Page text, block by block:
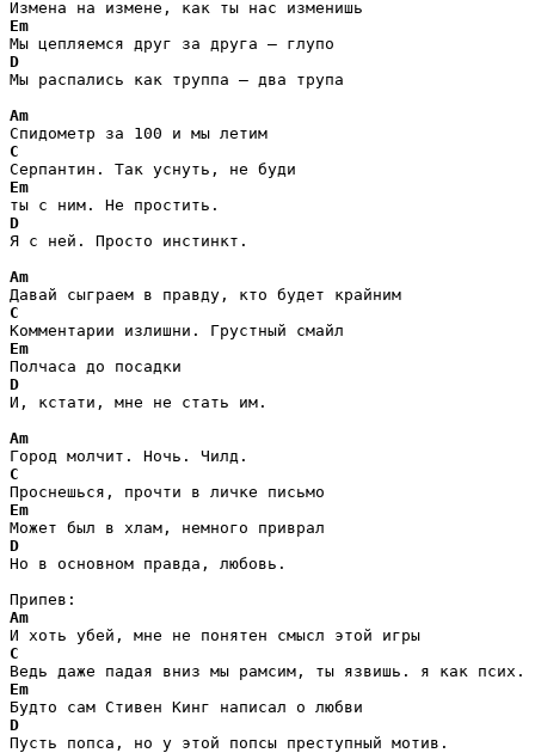
Em
D
Мы распались как труппа — два трупа
Am
C
Em
D
Я с ней. Просто инстинкт.
Am
C
Em
D
И, кстати, мне не стать им.
Am
C
Em
D
Но в основном правда, любовь.
Am
C
Em
D
Пусть попса, но у этой попсы преступный мотив.